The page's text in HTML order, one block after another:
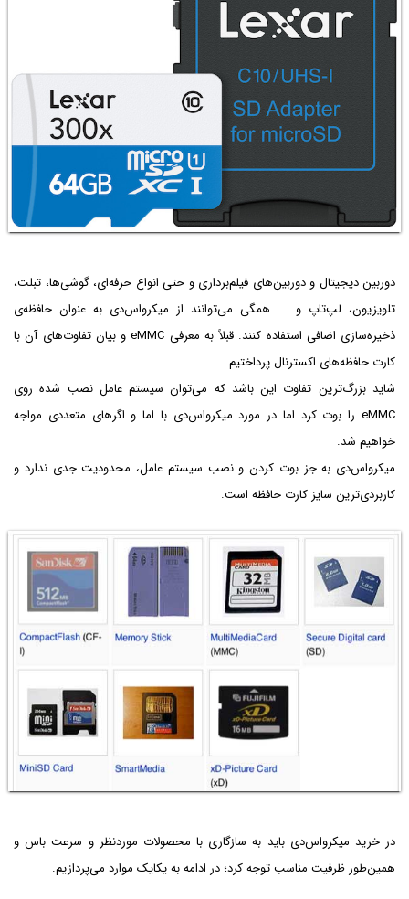
دوربین دیجیتال و دوربین‌های فیلم‌برداری و حتی انواع حرفه‌ای، گوشی‌ها، تبلت،
تلویزیون، لپ‌تاپ و ... همگی می‌توانند از میکرواس‌دی به عنوان حافظه‌ی
ذخیره‌سازی اضافی استفاده کنند. قبلاً به معرفی eMMC و بیان تفاوت‌های آن با
کارت حافظه‌های اکسترنال پرداختیم.
شاید بزرگ‌ترین تفاوت این باشد که می‌توان سیستم عامل نصب شده روی
eMMC را بوت کرد اما در مورد میکرو‌اس‌دی با اما و اگرهای متعددی مواجه
خواهیم شد.
میکرواس‌دی به جز بوت کردن و نصب سیستم عامل، محدودیت جدی ندارد و
کاربردی‌ترین سایز کارت حافظه است.
در خرید میکرواس‌دی باید به سازگاری با محصولات موردنظر و سرعت باس و
همین‌طور ظرفیت مناسب توجه کرد؛ در ادامه به یکایک موارد می‌پردازیم.